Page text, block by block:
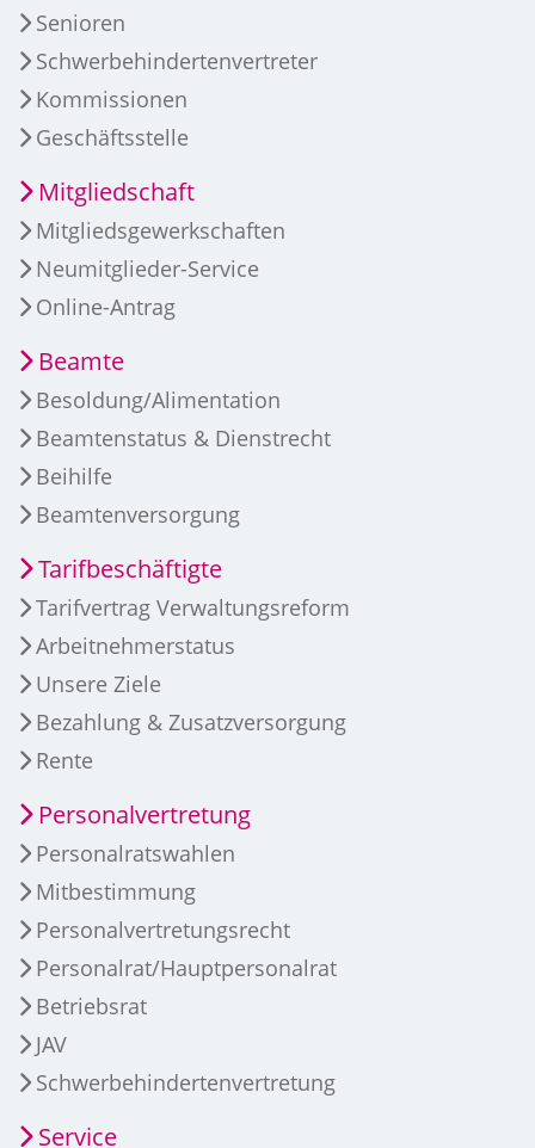
Senioren
Schwerbehindertenvertreter
Kommissionen
Geschäftsstelle
Mitgliedschaft
Mitgliedsgewerkschaften
Neumitglieder-Service
Online-Antrag
Beamte
Besoldung/Alimentation
Beamtenstatus & Dienstrecht
Beihilfe
Beamtenversorgung
Tarifbeschäftigte
Tarifvertrag Verwaltungsreform
Arbeitnehmerstatus
Unsere Ziele
Bezahlung & Zusatzversorgung
Rente
Personalvertretung
Personalratswahlen
Mitbestimmung
Personalvertretungsrecht
Personalrat/Hauptpersonalrat
Betriebsrat
JAV
Schwerbehindertenvertretung
Service